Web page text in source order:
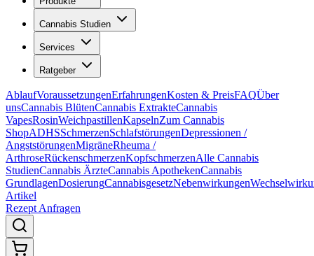
Cannabis Studien
Services
Ratgeber
AblaufVoraussetzungenErfahrungenKosten & PreisFAQÜber
unsCannabis BlütenCannabis ExtrakteCannabis
VapesRosinWeichpastillenKapselnZum Cannabis
ShopADHSSchmerzenSchlafstörungenDepressionen /
AngststörungenMigräneRheuma /
ArthroseRückenschmerzenKopfschmerzenAlle Cannabis
StudienCannabis ÄrzteCannabis ApothekenCannabis
GrundlagenDosierungCannabisgesetzNebenwirkungen
Artikel
Rezept Anfragen